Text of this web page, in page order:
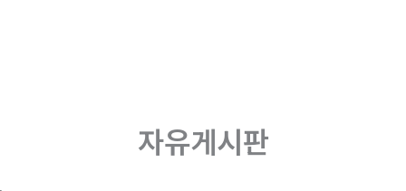
자유게시판